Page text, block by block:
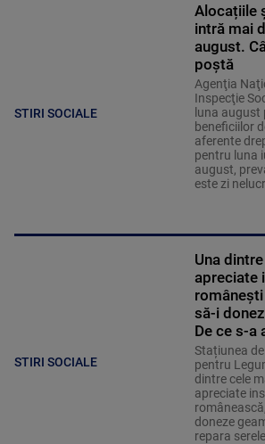
STIRI SOCIALE
Alocațiile
intră mai
august.
poștă
Agenţia
Inspecţie
luna august
beneficiilor
aferente
pentru luna
august,
este zi
STIRI SOCIALE
Una
apreciate
să-i
De ce s-a
Stațiunea
pentru
dintre cele
apreciate
doneze
repara